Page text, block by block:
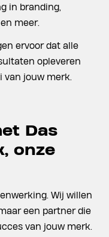
in branding,
meer.
ervoor dat alle
opleveren
van jouw merk.
Das
onze
Wij willen
een partner die
van jouw merk.